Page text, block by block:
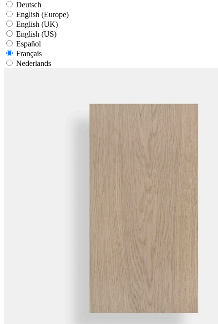
Deutsch
English (Europe)
English (UK)
English (US)
Español
Français
Nederlands